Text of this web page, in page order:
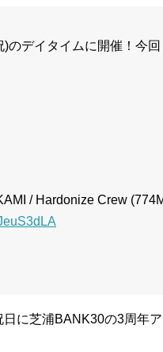
のデイタイムに開催！今回
/ Hardonize Crew
に芝浦BANK30の3周年